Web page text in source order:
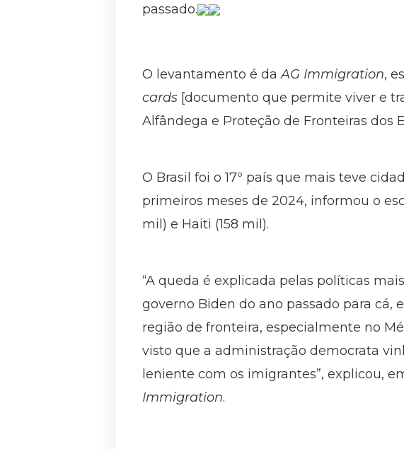
passado.
O levantamento é daAG Immigration,
cards [documento que permite viver e
Alfândega e Proteção de Fronteiras dos
O Brasil foi o 17º país que mais teve
primeiros meses de 2024, informou o
mil) e Haiti (158 mil).
“A queda é explicada pelas políticas
governo Biden do ano passado para cá,
região de fronteira, especialmente no
visto que a administração democrata
leniente com os imigrantes”, explicou,
Immigration.